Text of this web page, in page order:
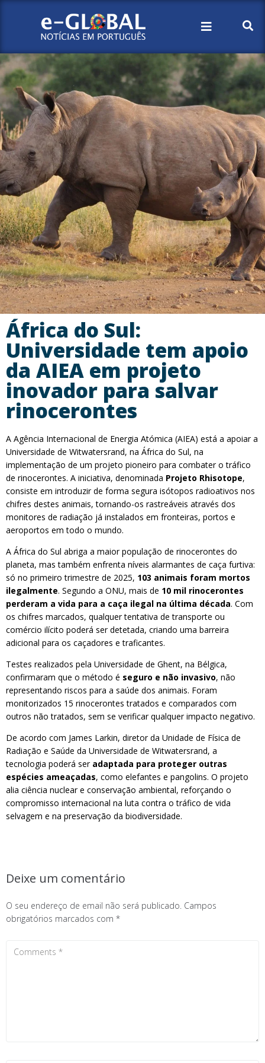
África do Sul:
Universidade tem apoio
da AIEA em projeto
inovador para salvar
rinocerontes
A Agência Internacional de Energia Atómica (AIEA) está a apoiar a
Universidade de Witwatersrand, na África do Sul, na
implementação de um projeto pioneiro para combater o tráfico
de rinocerontes. A iniciativa, denominada Projeto Rhisotope,
consiste em introduzir de forma segura isótopos radioativos nos
chifres destes animais, tornando-os rastreáveis através dos
monitores de radiação já instalados em fronteiras, portos e
aeroportos em todo o mundo.
A África do Sul abriga a maior população de rinocerontes do
planeta, mas também enfrenta níveis alarmantes de caça furtiva:
só no primeiro trimestre de 2025, 103 animais foram mortos
ilegalmente. Segundo a ONU, mais de 10 mil rinocerontes
perderam a vida para a caça ilegal na última década. Com
os chifres marcados, qualquer tentativa de transporte ou
comércio ilícito poderá ser detetada, criando uma barreira
adicional para os caçadores e traficantes.
Testes realizados pela Universidade de Ghent, na Bélgica,
confirmaram que o método é seguro e não invasivo, não
representando riscos para a saúde dos animais. Foram
monitorizados 15 rinocerontes tratados e comparados com
outros não tratados, sem se verificar qualquer impacto negativo.
De acordo com James Larkin, diretor da Unidade de Física de
Radiação e Saúde da Universidade de Witwatersrand, a
tecnologia poderá ser adaptada para proteger outras
espécies ameaçadas, como elefantes e pangolins. O projeto
alia ciência nuclear e conservação ambiental, reforçando o
compromisso internacional na luta contra o tráfico de vida
selvagem e na preservação da biodiversidade.
Deixe um comentário
O seu endereço de email não será publicado. Campos
obrigatórios marcados com *